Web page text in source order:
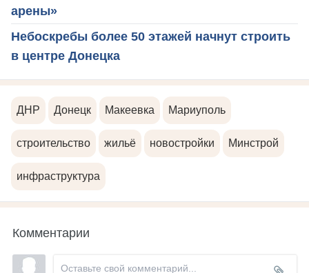
арены»
Небоскребы более 50 этажей начнут строить
в центре Донецка
ДНР Донецк Макеевка Мариуполь
строительство жильё новостройки Минстрой
инфраструктура
Комментарии